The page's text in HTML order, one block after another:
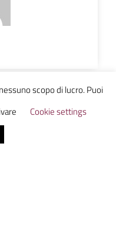
scopo di lucro. Puoi
Cookie settings